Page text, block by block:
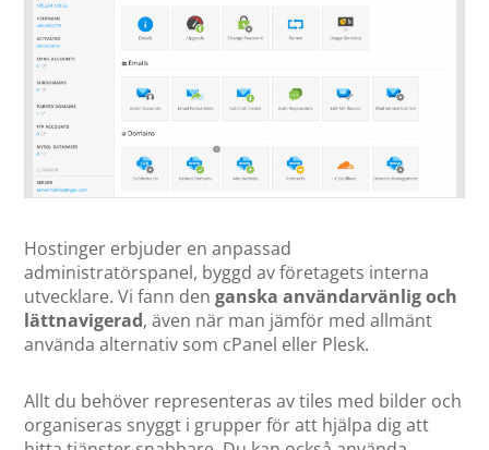
Hostinger erbjuder en anpassad
administratörspanel, byggd av företagets interna
utvecklare. Vi fann denganska användarvänlig och
lättnavigerad, även när man jämför med allmänt
använda alternativ som cPanel eller Plesk.
Allt du behöver representeras av tiles med bilder och
organiseras snyggt i grupper för att hjälpa dig att